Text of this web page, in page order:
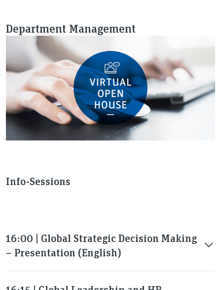
Department Management
Info-Sessions
16:00 | Global Strategic Decision Making
– Presentation (English)